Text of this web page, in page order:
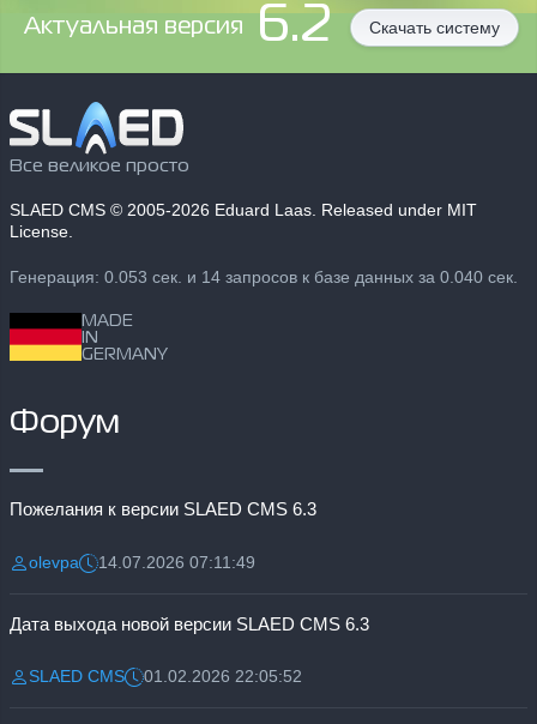
Aктуальная версия 6.2 Скачать систему
Все великое просто
SLAED CMS © 2005-2026 Eduard Laas. Released under MIT
License.
Генерация: 0.053 сек. и 14 запросов к базе данных за 0.040 сек.
MADE
IN
GERMANY
Форум
Пожелания к версии SLAED CMS 6.3
Разместил:
olevpaДата:14.07.2026 07:11:49
Дата выхода новой версии SLAED CMS 6.3
Разместил:
SLAED CMSДата:01.02.2026 22:05:52